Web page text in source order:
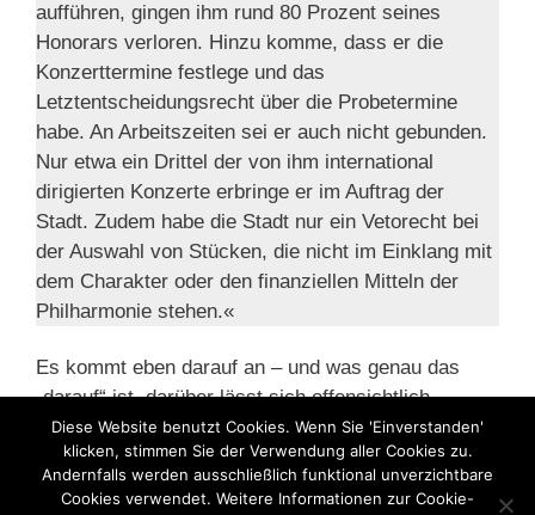
aufführen, gingen ihm rund 80 Prozent seines
Honorars verloren. Hinzu komme, dass er die
Konzerttermine festlege und das
Letztentscheidungsrecht über die Probetermine
habe. An Arbeitszeiten sei er auch nicht gebunden.
Nur etwa ein Drittel der von ihm international
dirigierten Konzerte erbringe er im Auftrag der
Stadt. Zudem habe die Stadt nur ein Vetorecht bei
der Auswahl von Stücken, die nicht im Einklang mit
dem Charakter oder den finanziellen Mitteln der
Philharmonie stehen.«
Es kommt eben darauf an – und was genau das
„darauf“ ist, darüber lässt sich offensichtlich
trefflich streiten, auch vor den Gerichten.
Kategorien
Bundessozialgericht,Scheinselbstständigkeit,
Diese Website benutzt Cookies. Wenn Sie 'Einverstanden'
klicken, stimmen Sie der Verwendung aller Cookies zu.
Andernfalls werden ausschließlich funktional unverzichtbare
Cookies verwendet. Weitere Informationen zur Cookie-